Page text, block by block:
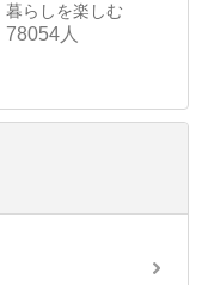
暮らしを楽しむ
78054人